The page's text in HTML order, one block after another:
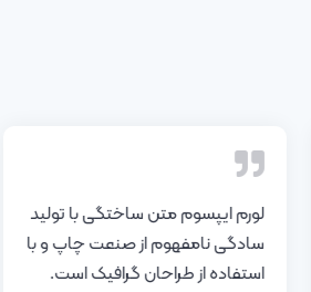
لورم ایپسوم متن ساختگی با تولید
سادگی نامفهوم از صنعت چاپ و با
استفاده از طراحان گرافیک است.